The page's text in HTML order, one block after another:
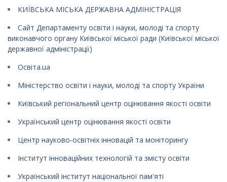
КИЇВСЬКА МІСЬКА ДЕРЖАВНА АДМІНІСТРАЦІЯ
Сайт Департаменту освіти і науки, молоді та спорту
виконавчого органу Київської міської ради (Київської міської
державної адміністрації)
Освіта.ua
Міністерство освіти і науки, молоді та спорту України
Київський регіональний центр оцінювання якості освіти
Український центр оцінювання якості освіти
Центр науково-освітніх інновацій та моніторингу
Інститут інноваційних технологій та змісту освіти
Український інститут національної пам'яті